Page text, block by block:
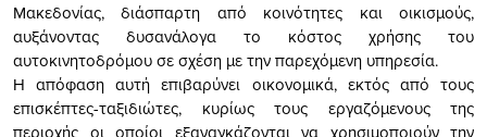
Μακεδονίας, διάσπαρτη από κοινότητες και οικισμούς,
αυξάνοντας δυσανάλογα το κόστος χρήσης του
αυτοκινητοδρόμου σε σχέση με την παρεχόμενη υπηρεσία.
Η απόφαση αυτή επιβαρύνει οικονομικά, εκτός από τους
επισκέπτες-ταξιδιώτες, κυρίως τους εργαζόμενους της
περιοχής οι οποίοι εξαναγκάζονται να χρησιμοποιούν την